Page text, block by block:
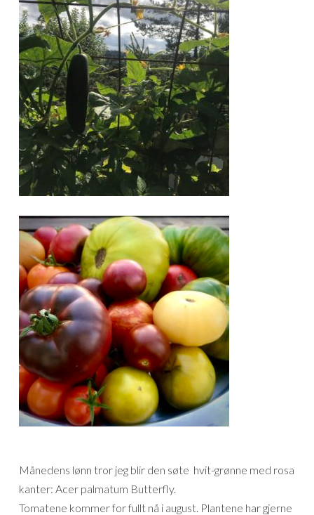
Månedens lønn tror jeg blir den søte hvit-grønne med rosa
kanter: Acer palmatum Butterfly.
Tomatene kommer for fullt nå i august. Plantene har gjerne